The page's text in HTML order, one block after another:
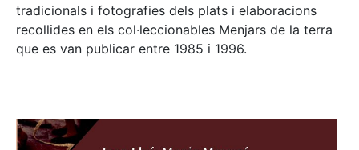
tradicionals i fotografies dels plats i elaboracions
recollides en els col·leccionables Menjars de la terra
que es van publicar entre 1985 i 1996.